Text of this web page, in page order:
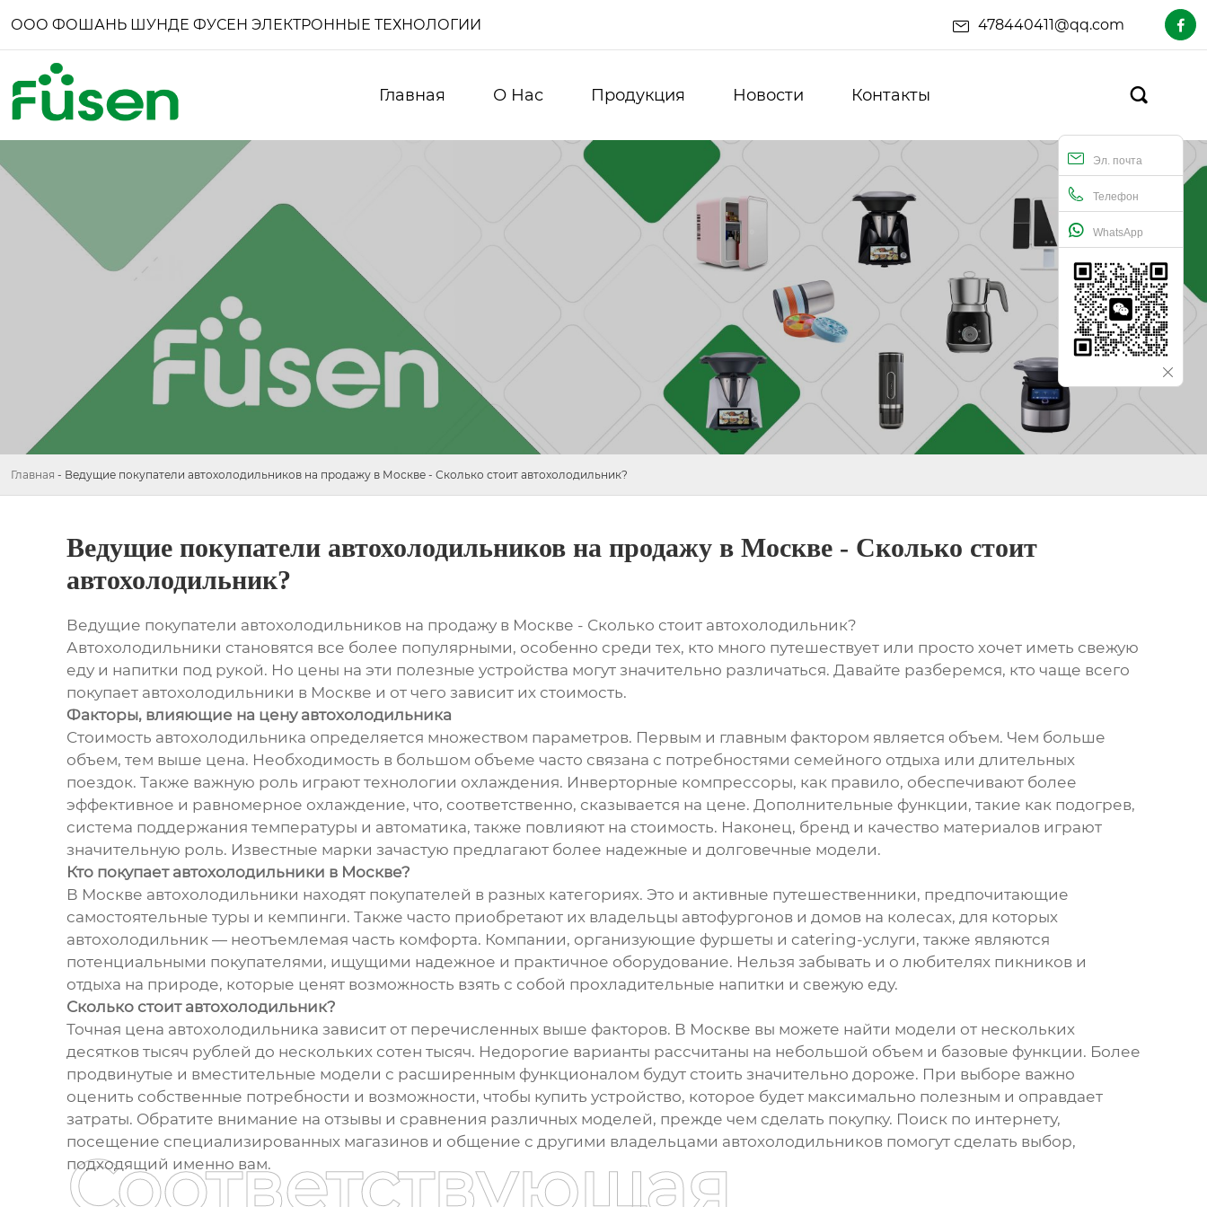
ООО ФОШАНЬ ШУНДЕ ФУСЕН ЭЛЕКТРОННЫЕ ТЕХНОЛОГИИ 478440411@qq.com 
Главная О Нас Продукция Новости Контакты 
Эл. почта
Телефон
WhatsApp
Главная - Ведущие покупатели автохолодильников на продажу в Москве - Сколько стоит автохолодильник?
Ведущие покупатели автохолодильников на продажу в Москве - Сколько стоит
автохолодильник?
Ведущие покупатели автохолодильников на продажу в Москве - Сколько стоит автохолодильник?
Автохолодильники становятся все более популярными, особенно среди тех, кто много путешествует или просто хочет иметь свежую
еду и напитки под рукой. Но цены на эти полезные устройства могут значительно различаться. Давайте разберемся, кто чаще всего
покупает автохолодильники в Москве и от чего зависит их стоимость.
Факторы, влияющие на цену автохолодильника
Стоимость автохолодильника определяется множеством параметров. Первым и главным фактором является объем. Чем больше
объем, тем выше цена. Необходимость в большом объеме часто связана с потребностями семейного отдыха или длительных
поездок. Также важную роль играют технологии охлаждения. Инверторные компрессоры, как правило, обеспечивают более
эффективное и равномерное охлаждение, что, соответственно, сказывается на цене. Дополнительные функции, такие как подогрев,
система поддержания температуры и автоматика, также повлияют на стоимость. Наконец, бренд и качество материалов играют
значительную роль. Известные марки зачастую предлагают более надежные и долговечные модели.
Кто покупает автохолодильники в Москве?
В Москве автохолодильники находят покупателей в разных категориях. Это и активные путешественники, предпочитающие
самостоятельные туры и кемпинги. Также часто приобретают их владельцы автофургонов и домов на колесах, для которых
автохолодильник — неотъемлемая часть комфорта. Компании, организующие фуршеты и catering-услуги, также являются
потенциальными покупателями, ищущими надежное и практичное оборудование. Нельзя забывать и о любителях пикников и
отдыха на природе, которые ценят возможность взять с собой прохладительные напитки и свежую еду.
Сколько стоит автохолодильник?
Точная цена автохолодильника зависит от перечисленных выше факторов. В Москве вы можете найти модели от нескольких
десятков тысяч рублей до нескольких сотен тысяч. Недорогие варианты рассчитаны на небольшой объем и базовые функции. Более
продвинутые и вместительные модели с расширенным функционалом будут стоить значительно дороже. При выборе важно
оценить собственные потребности и возможности, чтобы купить устройство, которое будет максимально полезным и оправдает
затраты. Обратите внимание на отзывы и сравнения различных моделей, прежде чем сделать покупку. Поиск по интернету,
посещение специализированных магазинов и общение с другими владельцами автохолодильников помогут сделать выбор,
подходящий именно вам.
Соответствующая